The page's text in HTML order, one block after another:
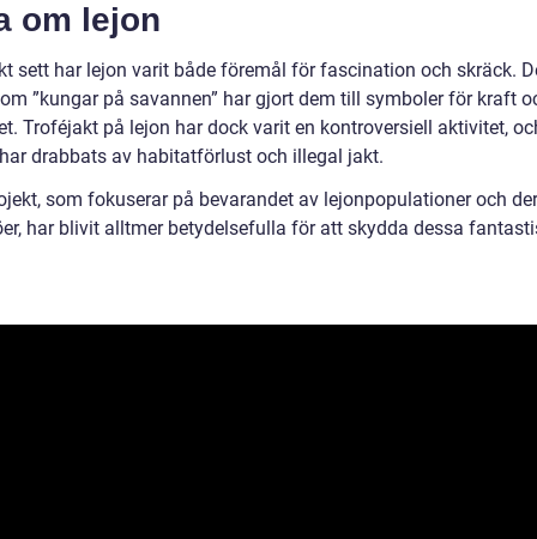
om lejon
sett har lejon varit både föremål för fascination och skräck.
”kungar på savannen” har gjort dem till symboler för kraft
Troféjakt på lejon har dock varit en kontroversiell aktivitet,
drabbats av habitatförlust och illegal jakt.
som fokuserar på bevarandet av lejonpopulationer och
har blivit alltmer betydelsefulla för att skydda dessa